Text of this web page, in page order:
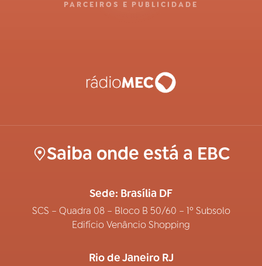
PARCEIROS E PUBLICIDADE
Saiba onde está a EBC
Sede: Brasília DF
SCS – Quadra 08 – Bloco B 50/60 – 1º Subsolo
Edifício Venâncio Shopping
Rio de Janeiro RJ